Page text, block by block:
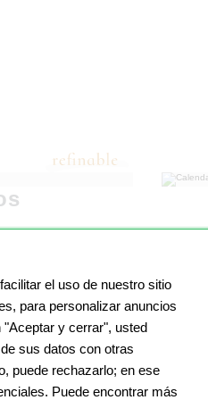
el uso de nuestro sitio
para personalizar anuncios
y cerrar", usted
sus datos con otras
puede rechazarlo; en ese
Puede encontrar más